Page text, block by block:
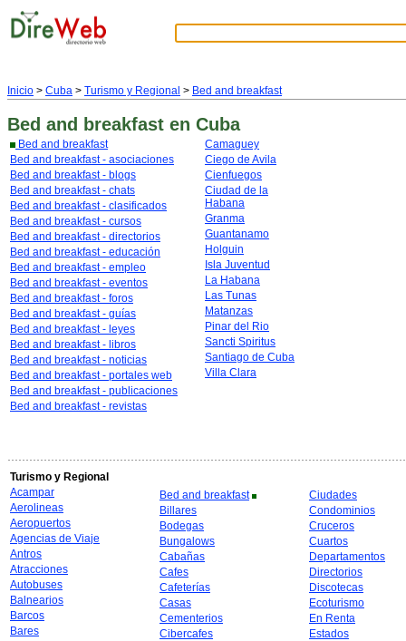
Inicio > Cuba > Turismo y Regional > Bed and breakfast
Bed and breakfast en Cuba
Bed and breakfast
Bed and breakfast - asociaciones
Bed and breakfast - blogs
Bed and breakfast - chats
Bed and breakfast - clasificados
Bed and breakfast - cursos
Bed and breakfast - directorios
Bed and breakfast - educación
Bed and breakfast - empleo
Bed and breakfast - eventos
Bed and breakfast - foros
Bed and breakfast - guías
Bed and breakfast - leyes
Bed and breakfast - libros
Bed and breakfast - noticias
Bed and breakfast - portales web
Bed and breakfast - publicaciones
Bed and breakfast - revistas
Camaguey
Ciego de Avila
Cienfuegos
Ciudad de la
Habana
Granma
Guantanamo
Holguin
Isla Juventud
La Habana
Las Tunas
Matanzas
Pinar del Rio
Sancti Spiritus
Santiago de Cuba
Villa Clara
Turismo y Regional
Acampar
Aerolineas
Aeropuertos
Agencias de Viaje
Antros
Atracciones
Autobuses
Balnearios
Barcos
Bares
Bed and breakfast
Billares
Bodegas
Bungalows
Cabañas
Cafes
Cafeterías
Casas
Cementerios
Cibercafes
Ciudades
Condominios
Cruceros
Cuartos
Departamentos
Directorios
Discotecas
Ecoturismo
En Renta
Estados